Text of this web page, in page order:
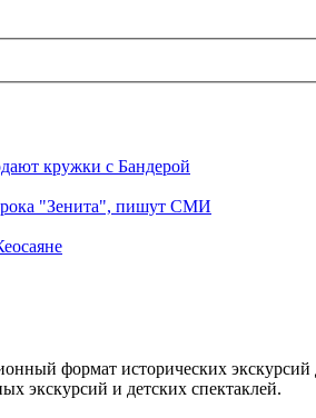
кружки с Бандерой
"Зенита", пишут СМИ
формат исторических
экскурсий и детских спектаклей.